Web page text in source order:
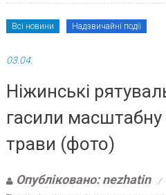
Всі новини Надзвичайні події
03.04.
Ніжинські
гасили масштабну
трави (фото)
Опубліковано: nezhatin